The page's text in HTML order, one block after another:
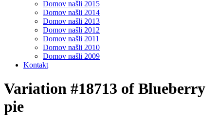
Domov našli 2015
Domov našli 2014
Domov našli 2013
Domov našli 2012
Domov našli 2011
Domov našli 2010
Domov našli 2009
Kontakt
Variation #18713 of Blueberry
pie